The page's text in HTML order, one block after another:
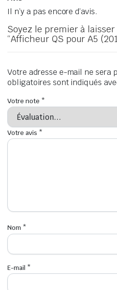
Il n’y a pas encore d’avis.
Soyez le premier à
“Afficheur QS pour A5
Votre adresse e-mail ne sera
obligatoires sont indiqués
Votre note *
Votre avis *
Nom *
E-mail *